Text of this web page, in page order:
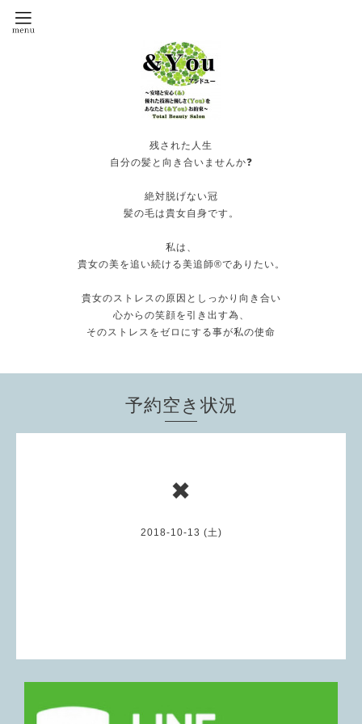
残された人生
自分の髪と向き合いませんか❓
絶対脱げない冠
髪の毛は貴女自身です。
私は、
貴女の美を追い続ける美追師®️でありたい。
貴女のストレスの原因としっかり向き合い
心からの笑顔を引き出す為、
そのストレスをゼロにする事が私の使命
予約空き状況
✖
2018-10-13 (土)